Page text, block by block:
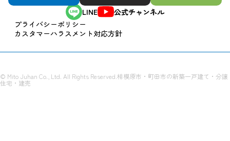
LINE
公式チャンネル
プライバシーポリシー
カスタマーハラスメント対応方針
© Mito Juhan Co., Ltd. All Rights Reserved. 相模原市・町田市の新築一戸建て・分譲
住宅・建売